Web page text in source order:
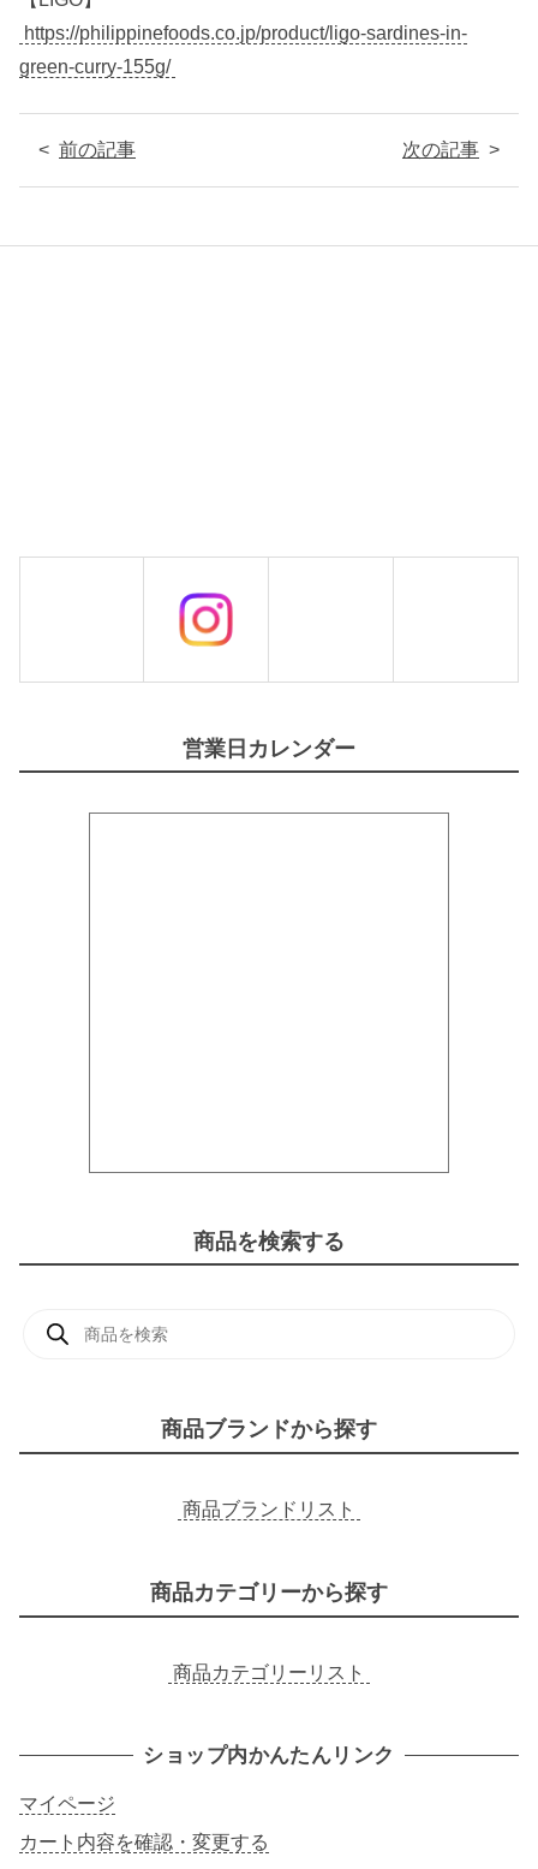
https://philippinefoods.co.jp/product/ligo-sardines-in-
green-curry-155g/
前の記事 次の記事
営業日カレンダー
商品を検索する
商品ブランドから探す
商品ブランドリスト
商品カテゴリーから探す
商品カテゴリーリスト
ショップ内かんたんリンク
マイページ
カート内容を確認・変更する